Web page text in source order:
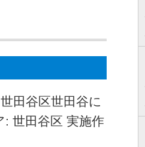
田谷区世田谷に
世田谷区 実施作